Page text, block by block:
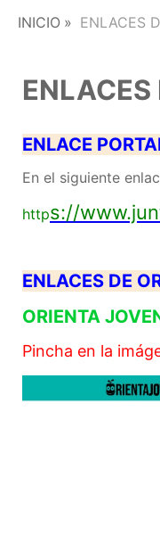
INICIO ENLACES
ENLACES
ENLACE
En el siguiente
https://
ENLACES DE
ORIENTA
Pincha en la